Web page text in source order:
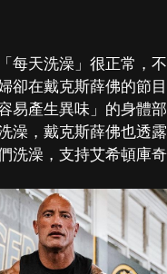
每天洗澡」很正常，
卻在戴克斯薛佛的節
易產生異味」的身體
澡，戴克斯薛佛也透
洗澡，支持艾希頓庫奇